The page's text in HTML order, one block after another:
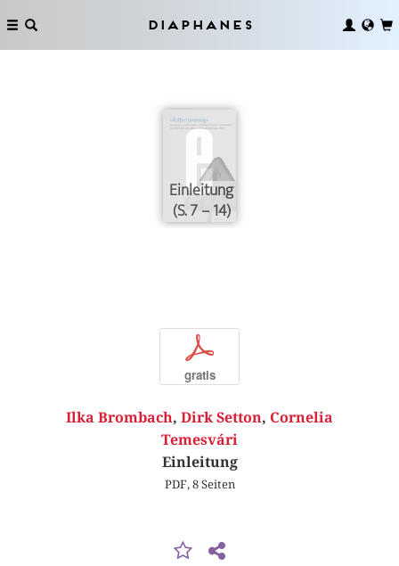
Diaphanes
Einleitung
(S. 7 – 14)
p
gratis
Ilka Brombach, Dirk Setton, Cornelia
Temesvári
Einleitung
PDF, 8 Seiten